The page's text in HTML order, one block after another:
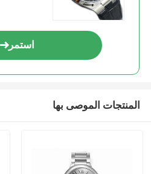
استمر
المنتجات الموصى بها